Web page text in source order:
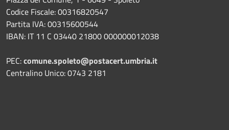
Codice Fiscale: 00316820547
Partita IVA: 00315600544
IBAN: IT 11 C 03440 21800 000000012038
PEC:comune.spoleto@postacert.umbria.it
Centralino Unico: 0743 2181